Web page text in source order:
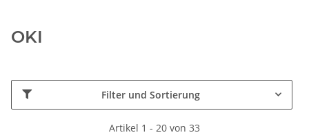
OKI
Filter und Sortierung
Artikel 1 - 20 von 33